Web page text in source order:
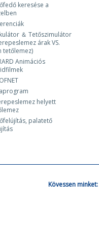
keresése a
＆ Tetőszimulátor
árak VS.
tetőlemez)
Animációs
helyett
palatető
Kövessen minket: